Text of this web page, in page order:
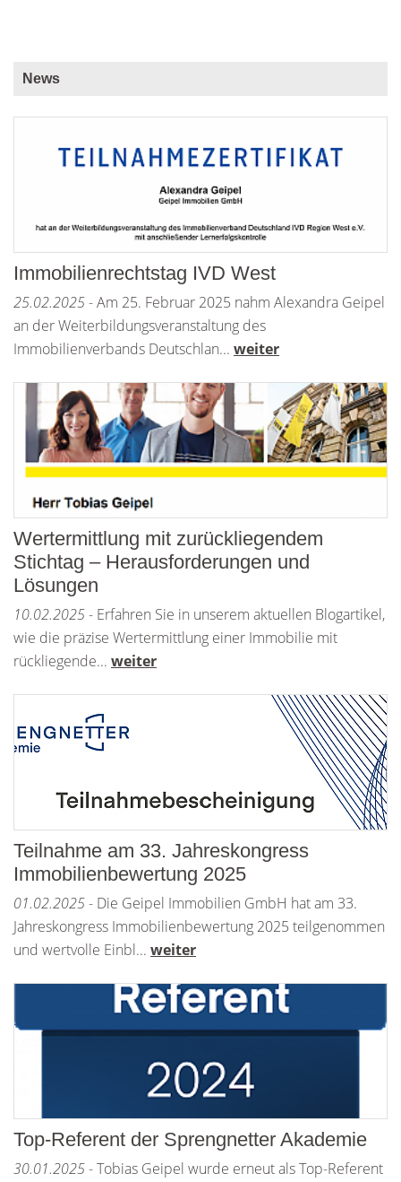
News
Immobilienrechtstag IVD West
25.02.2025- Am 25. Februar 2025 nahm Alexandra Geipel
an der Weiterbildungsveranstaltung des
Immobilienverbands Deutschlan... weiter
Wertermittlung mit zurückliegendem
Stichtag – Herausforderungen und
Lösungen
10.02.2025- Erfahren Sie in unserem aktuellen Blogartikel,
wie die präzise Wertermittlung einer Immobilie mit
rückliegende... weiter
Teilnahme am 33. Jahreskongress
Immobilienbewertung 2025
01.02.2025- Die Geipel Immobilien GmbH hat am 33.
Jahreskongress Immobilienbewertung 2025 teilgenommen
und wertvolle Einbl... weiter
Top-Referent der Sprengnetter Akademie
30.01.2025- Tobias Geipel wurde erneut als Top-Referent